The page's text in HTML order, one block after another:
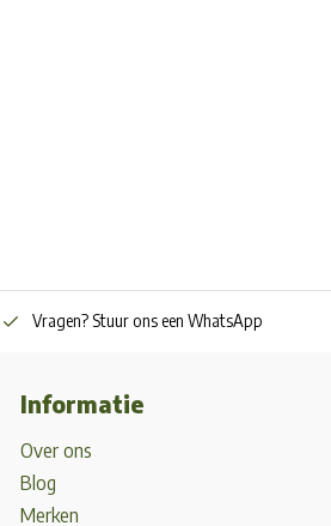
Vragen? Stuur ons een WhatsApp
Informatie
Over ons
Blog
Merken